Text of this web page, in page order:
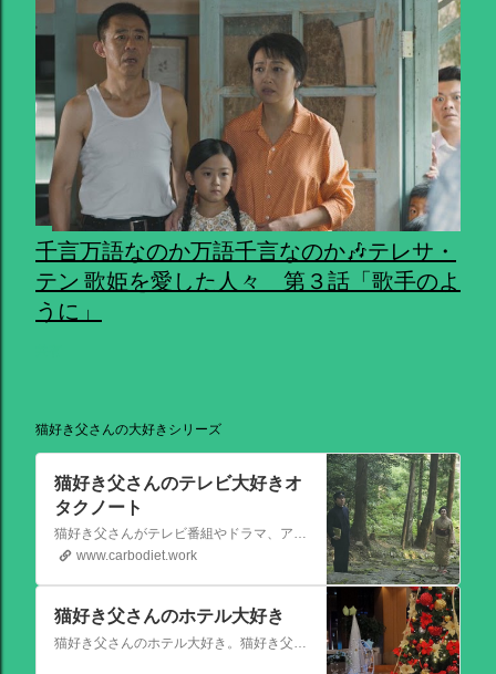
千言万語なのか万語千言なのか🎶テレサ・
テン 歌姫を愛した人々 第３話「歌手のよ
うに」
猫好き父さんの大好きシリーズ
猫好き父さんのテレビ大好きオ
タクノート
猫好き父さんがテレビ番組やドラマ、アニメ、特撮ヒーロー,そしてダイエットについて書いたブログです。
www.carbodiet.work
猫好き父さんのホテル大好き
猫好き父さんのホテル大好き。猫好き父さんが宿泊したホテルの情報を徒然なるままに書いていきます。